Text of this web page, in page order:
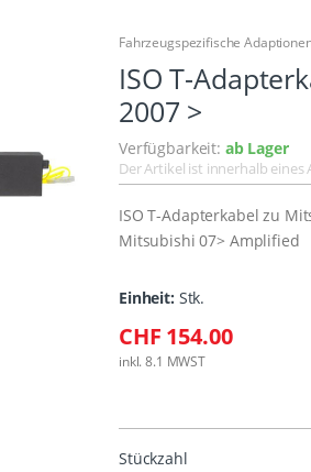
Fahrzeugspezifische
ISO T-
2007 >
Verfügbarkeit: ab Lager
Der Artikel ist innerhalb eines
ISO T-Adapterkabel zu
Mitsubishi 07> Amplified
Einheit: Stk.
CHF 154.00
inkl. 8.1 MWST
Stückzahl